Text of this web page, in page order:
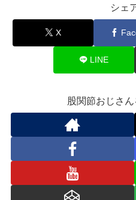
シェ
X
LINE
股関節おじさ